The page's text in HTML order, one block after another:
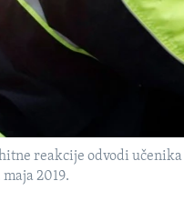
reakcije odvodi
2019.